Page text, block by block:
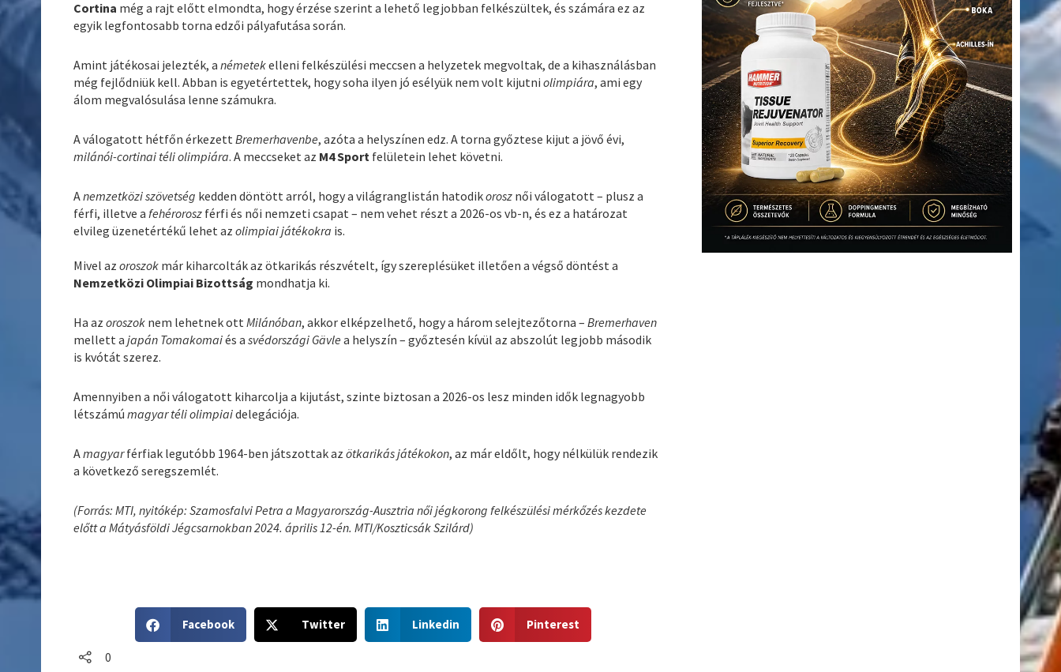
Cortina még a rajt előtt elmondta, hogy érzése szerint a lehető legjobban felkészültek, és számára ez az
egyik legfontosabb torna edzői pályafutása során.
Amint játékosai jelezték, anémetekelleni felkészülési meccsen a helyzetek megvoltak, de a kihasználásban
még fejlődniük kell. Abban is egyetértettek, hogy soha ilyen jó esélyük nem volt kijutniolimpiára, ami egy
álom megvalósulása lenne számukra.
A válogatott hétfőn érkezettBremerhavenbe, azóta a helyszínen edz. A torna győztese kijut a jövő évi,
milánói-cortinai téli olimpiára. A meccseket az M4 Sport felületein lehet követni.
Anemzetközi szövetség kedden döntött arról, hogy a világranglistán hatodikorosz női válogatott – plusz a
férfi, illetve afehérorosz férfi és női nemzeti csapat – nem vehet részt a 2026-os vb-n, és ez a határozat
elvileg üzenetértékű lehet azolimpiai játékokra is.
Mivel azoroszok már kiharcolták az ötkarikás részvételt, így szereplésüket illetően a végső döntést a
Nemzetközi Olimpiai Bizottság mondhatja ki.
Ha azoroszok nem lehetnek ottMilánóban, akkor elképzelhető, hogy a három selejtezőtorna –Bremerhaven
mellett ajapán Tomakomaiés asvédországi Gävle a helyszín – győztesén kívül az abszolút legjobb második
is kvótát szerez.
Amennyiben a női válogatott kiharcolja a kijutást, szinte biztosan a 2026-os lesz minden idők legnagyobb
létszámúmagyar téli olimpiaidelegációja.
Amagyarférfiak legutóbb 1964-ben játszottak azötkarikás játékokon, az már eldőlt, hogy nélkülük rendezik
a következő seregszemlét.
(Forrás: MTI, nyitókép: Szamosfalvi Petra a Magyarország-Ausztria női jégkorong felkészülési mérkőzés kezdete
előtt a Mátyásföldi Jégcsarnokban 2024. április 12-én. MTI/Koszticsák Szilárd)
h
Facebook
h
Twitter
h
Linkedin
h
Pinterest
0